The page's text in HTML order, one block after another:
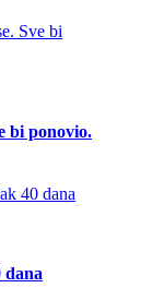
bi ponovio.
dana